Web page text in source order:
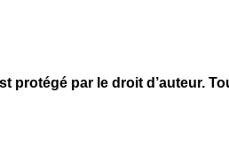
protégé par le droit d’auteur.